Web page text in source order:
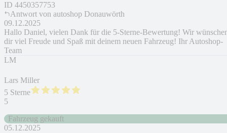
ID 4450357753
Antwort von autoshop Donauwörth
09.12.2025
Hallo Daniel, vielen Dank für die 5-Sterne-Bewertung! Wir
dir viel Freude und Spaß mit deinem neuen Fahrzeug! Ihr Autoshop-
Team
LM
Lars Miller
5 Sterne
5
Fahrzeug gekauft
05.12.2025